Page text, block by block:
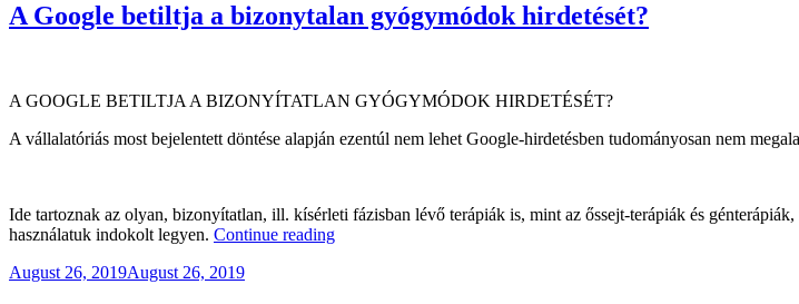
A Google betiltja a bizonytalan gyógymódok hirdetését?
A GOOGLE BETILTJA A BIZONYÍTATLAN GYÓGYMÓDOK HIRDETÉSÉT?
A vállalatóriás most bejelentett döntése alapján ezentúl nem lehet Google-hirdetésben tudományosan nem
Ide tartoznak az olyan, bizonyítatlan, ill. kísérleti fázisban lévő terápiák is, mint az őssejt-terápiák és
használatuk indokolt legyen. Continue reading“A
Posted
August 26, 2019August 26, 2019